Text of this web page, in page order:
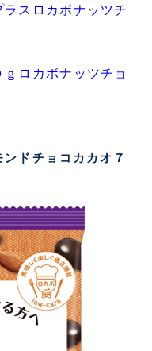
ラスロカボナッツチ
ｇロカボナッツチョ
ドチョコカカオ７